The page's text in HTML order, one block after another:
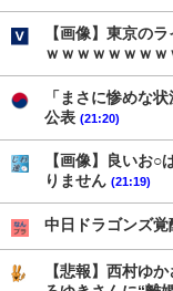
【画像】東京の
ｗｗｗｗｗｗｗｗ
「まさに惨めな
公表 (21:20)
【画像】良いお
りません (21:19)
中日ドラゴンズ
【悲報】西村ゆ